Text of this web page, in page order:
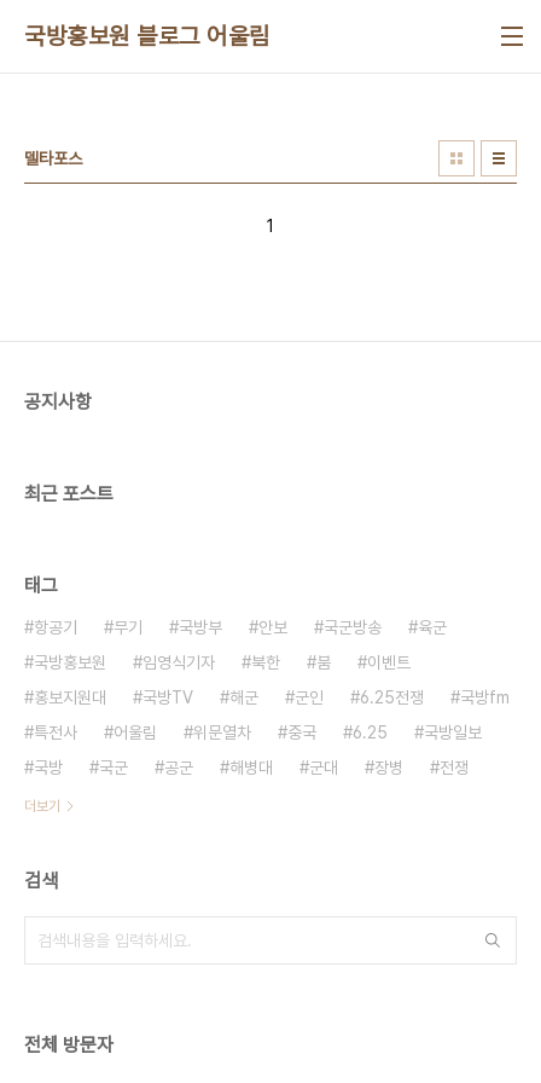
국방홍보원 블로그 어울림
델타포스
1
공지사항
최근 포스트
태그
항공기 무기 국방부 안보 국군방송
육군
국방홍보원
임영식기자 북한 붐
이벤트
홍보지원대
국방TV 해군 군인 6.25전쟁
국방fm
특전사
어울림 위문열차 중국 6.25
국방일보
국방
국군 공군 해병대 군대 장병 전쟁
더보기
검색
전체 방문자